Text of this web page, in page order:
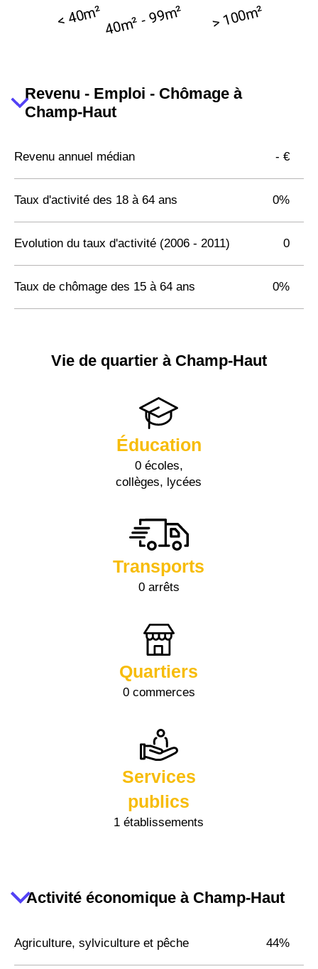
Revenu - Emploi - Chômage à
Champ-Haut
Revenu annuel médian - €
Taux d'activité des 18 à 64 ans 0%
Evolution du taux d'activité (2006 - 2011) 0
Taux de chômage des 15 à 64 ans 0%
Vie de quartier à Champ-Haut
Éducation
0 écoles,
collèges, lycées
Transports
0 arrêts
Quartiers
0 commerces
Services
publics
1 établissements
Activité économique à Champ-Haut
Agriculture, sylviculture et pêche 44%